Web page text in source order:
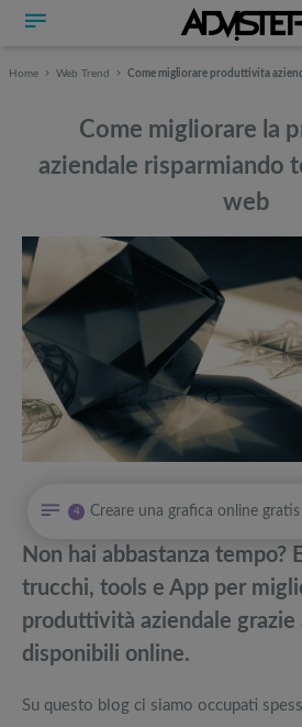
Home Web Trend Come migliorare produttivita
Come migliorare la
aziendale risparmiando
web
Cyber Monday: Cos’è e come funziona il
Incuriosito dagli smart glasses? La guida
Attrezzi sportivi a metà prezzo Black Friday:
Offerte robot aspirapolvere da non perdere
4 Creare una grafica online gratis
Non hai abbastanza tempo?
trucchi, tools e App per
produttività aziendale
disponibili online.
Su questo blog ci siamo occupati